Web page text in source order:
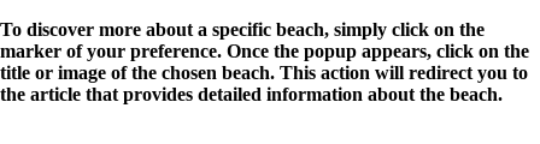
To discover more about a specific beach, simply click on the
marker of your preference. Once the popup appears, click on the
title or image of the chosen beach. This action will redirect you to
the article that provides detailed information about the beach.